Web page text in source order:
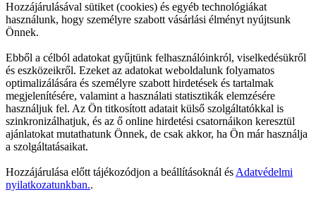
Hozzájárulásával sütiket (cookies) és egyéb technológiákat
használunk, hogy személyre szabott vásárlási élményt nyújtsunk
Önnek.
Ebből a célból adatokat gyűjtünk felhasználóinkról, viselkedésükről
és eszközeikről. Ezeket az adatokat weboldalunk folyamatos
optimalizálására és személyre szabott hirdetések és tartalmak
megjelenítésére, valamint a használati statisztikák elemzésére
használjuk fel. Az Ön titkosított adatait külső szolgáltatókkal is
szinkronizálhatjuk, és az ő online hirdetési csatornáikon keresztül
ajánlatokat mutathatunk Önnek, de csak akkor, ha Ön már használja
a szolgáltatásaikat.
Hozzájárulása előtt tájékozódjon a beállításoknál és Adatvédelmi
nyilatkozatunkban..